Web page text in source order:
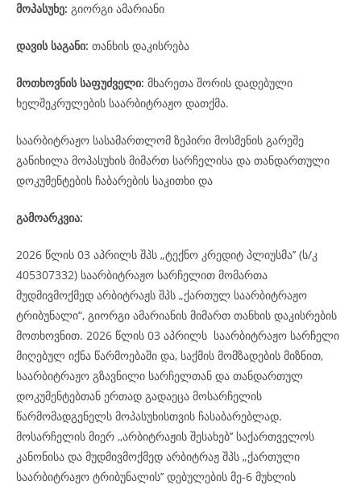
მოპასუხე: გიორგი ამარიანი
დავის საგანი: თანხის დაკისრება
მოთხოვნის საფუძველი: მხარეთა შორის დადებული
ხელშეკრულების საარბიტრაჟო დათქმა.
საარბიტრაჟო სასამართლომ ზეპირი მოსმენის გარეშე
განიხილა მოპასუხის მიმართ სარჩელისა და თანდართული
დოკუმენტების ჩაბარების საკითხი და
გამოარკვია:
2026 წლის 03 აპრილს შპს „ტექნო კრედიტ პლიუსმა’’ (ს/კ
405307332) საარბიტრაჟო სარჩელით მომართა
მუდმივმოქმედ არბიტრაჟს შპს „ქართულ საარბიტრაჟო
ტრიბუნალი“, გიორგი ამარიანის მიმართ თანხის დაკისრების
მოთხოვნით. 2026 წლის 03 აპრილს საარბიტრაჟო სარჩელი
მიღებულ იქნა წარმოებაში და, საქმის მომზადების მიზნით,
საარბიტრაჟო გზავნილი სარჩელთან და თანდართულ
დოკუმენტებთან ერთად გადაეცა მოსარჩელის
წარმომადგენელს მოპასუხისთვის ჩასაბარებლად.
მოსარჩელის მიერ ,,არბიტრაჟის შესახებ’’ საქართველოს
კანონისა და მუდმივმოქმედ არბიტრაჟ შპს „ქართული
საარბიტრაჟო ტრიბუნალის’’ დებულების მე-6 მუხლის